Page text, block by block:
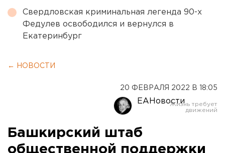
Свердловская криминальная легенда 90-х
Федулев освободился и вернулся в
Екатеринбург
← НОВОСТИ
20 ФЕВРАЛЯ 2022 В 18:05
ЕАНовости
Башкирский штаб
общественной поддержки